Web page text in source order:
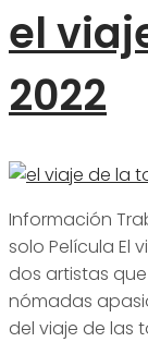
el
2022
Información
solo Película El
dos artistas
nómadas
del viaje de las